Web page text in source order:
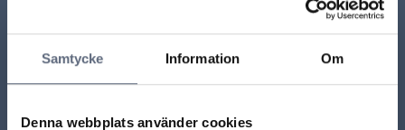
Samtycke Information Om
Denna webbplats använder cookies
Vilken information ska du få när du köper något?
Om det krävs ett skriftligt godkännande, ska